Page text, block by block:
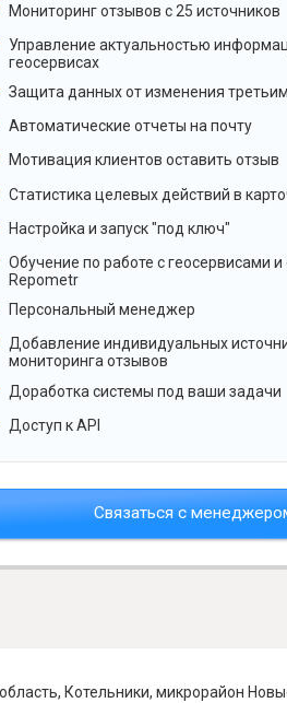
Мониторинг отзывов с 25 источников
Управление актуальностью
геосервисах
Защита данных от изменения
Автоматические отчеты на почту
Мотивация клиентов оставить отзыв
Статистика целевых действий в
Настройка и запуск "под ключ"
Обучение по работе с геосервисами и
Repometr
Персональный менеджер
Добавление индивидуальных
мониторинга отзывов
Доработка системы под ваши задачи
Доступ к API
Связаться с
Котельники, микрорайон